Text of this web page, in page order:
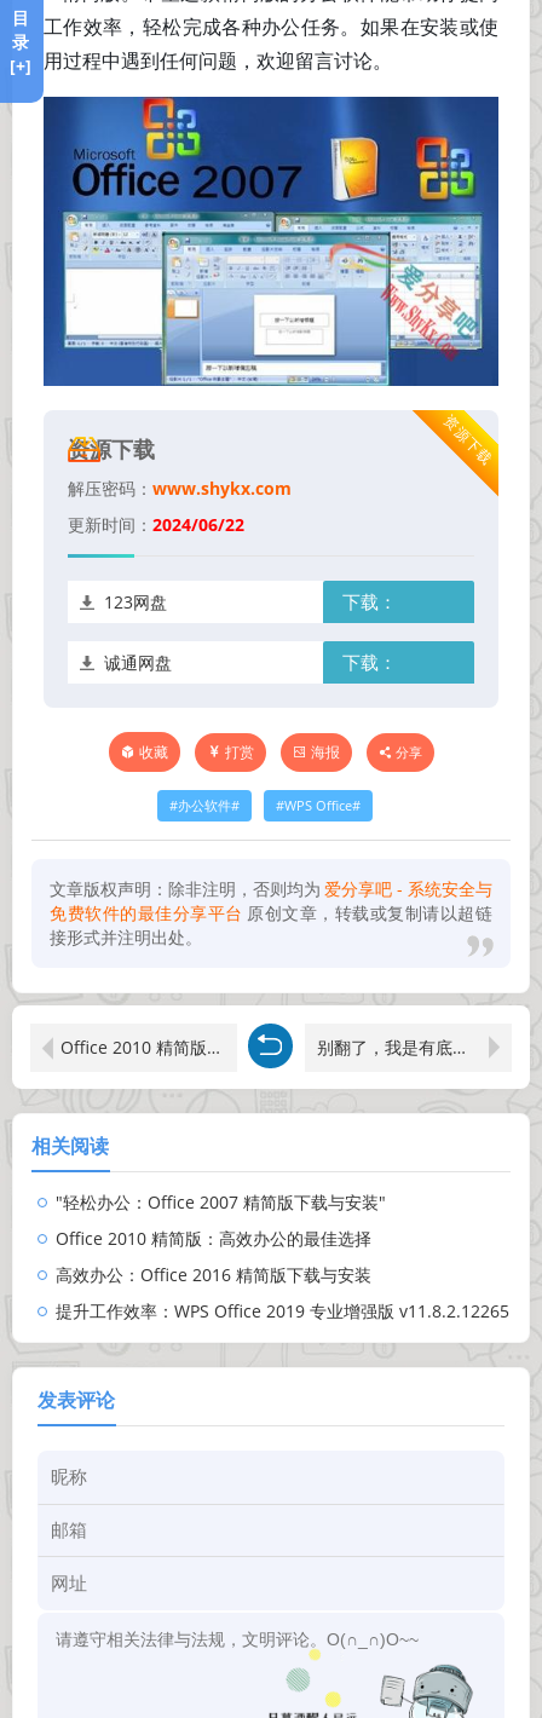
工作效率，轻松完成各种办公任务。如果在安装或使
用过程中遇到任何问题，欢迎留言讨论。
资源下载
资源下载
解压密码： www.shykx.com
更新时间： 2024/06/22
下载：
123网盘
下载：
诚通网盘
收藏 打赏 海报 分享
办公软件 WPS Office
文章版权声明：除非注明，否则均为 爱分享吧 - 系统安全与
免费软件的最佳分享平台 原创文章，转载或复制请以超链
接形式并注明出处。
Office 2010 精简版：高效办公的最佳选择 别翻了，我是有底线的！
相关阅读
"轻松办公：Office 2007 精简版下载与安装"
Office 2010 精简版：高效办公的最佳选择
高效办公：Office 2016 精简版下载与安装
提升工作效率：WPS Office 2019 专业增强版 v11.8.2.12265
发表评论
目
录
[+]